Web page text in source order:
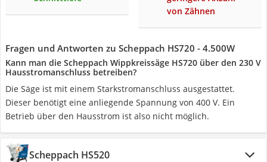
von Zähnen
Fragen und Antworten zu Scheppach HS720 - 4.500W
Kann man die Scheppach Wippkreissäge HS720 über den 230 V
Hausstromanschluss betreiben?
Die Säge ist mit einem Starkstromanschluss ausgestattet.
Dieser benötigt eine anliegende Spannung von 400 V. Ein
Betrieb über den Hausstrom ist also nicht möglich.
Scheppach HS520